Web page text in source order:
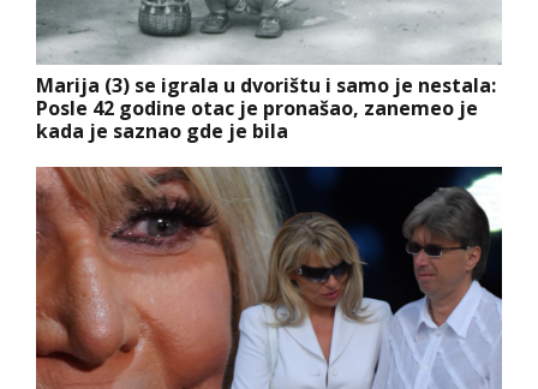
Marija (3) se igrala u dvorištu i samo je nestala:
Posle 42 godine otac je pronašao, zanemeo je
kada je saznao gde je bila